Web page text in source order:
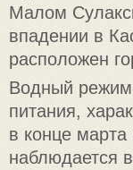
Малом
впадении в
расположен
Водный режим
питания,
в конце
наблюдается